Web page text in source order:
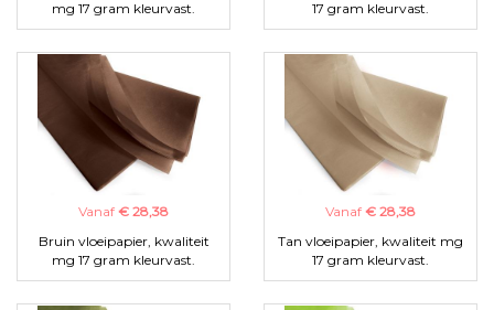
mg 17 gram kleurvast.
17 gram kleurvast.
Vanaf € 28,38
Bruin vloeipapier, kwaliteit
mg 17 gram kleurvast.
Vanaf € 28,38
Tan vloeipapier, kwaliteit mg
17 gram kleurvast.